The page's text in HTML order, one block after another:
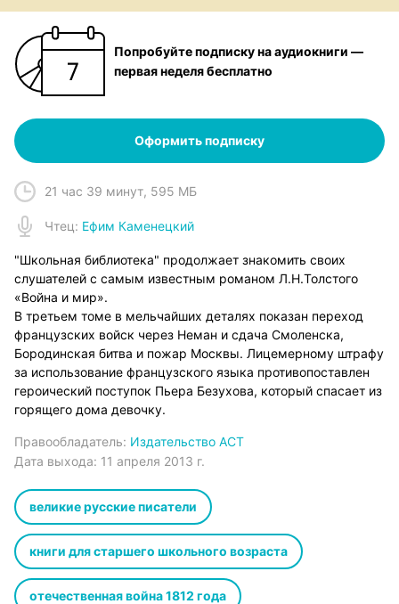
Попробуйте подписку на аудиокниги —
первая неделя бесплатно
Оформить подписку
21 час 39 минут, 595 МБ
Чтец: Ефим Каменецкий
"Школьная библиотека" продолжает знакомить своих
слушателей с самым известным романом Л.Н.Толстого
«Война и мир».
В третьем томе в мельчайших деталях показан переход
французских войск через Неман и сдача Смоленска,
Бородинская битва и пожар Москвы. Лицемерному штрафу
за использование французского языка противопоставлен
героический поступок Пьера Безухова, который спасает из
горящего дома девочку.
Правообладатель: Издательство АСТ
Дата выхода: 11 апреля 2013 г.
великие русские писатели
книги для старшего школьного возраста
отечественная война 1812 года